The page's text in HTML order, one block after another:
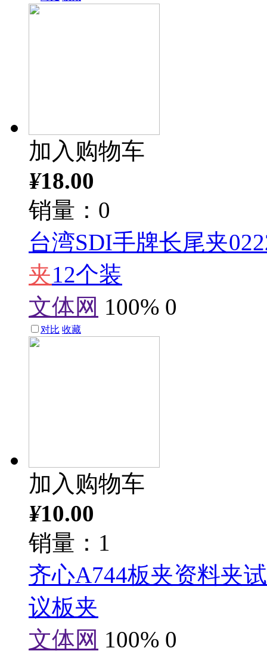
加入购物车
¥18.00
销量：0
台湾SDI手牌长尾夹
夹12个装
文体网 100% 0
对比 收藏
加入购物车
¥10.00
销量：1
齐心A744板夹资料夹
议板夹
文体网 100% 0